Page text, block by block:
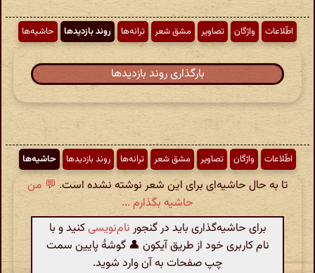
اطّلاعات واژگان تصاویر مشق شعر ترانه‌ها روند بازدیدها حاشیه‌ها
بارگذاری روند بازدیدها
اطّلاعات واژگان تصاویر مشق شعر ترانه‌ها روند بازدیدها حاشیه‌ها
تا به حال حاشیه‌ای برای این شعر نوشته نشده است. 💬 من
حاشیه بگذارم ...
برای حاشیه‌گذاری باید در گنجور نام‌نویسیکنید و با
نام کاربری خود از طریق آیکون 👤 گوشهٔ پایین سمت
چپ صفحات به آن وارد شوید.